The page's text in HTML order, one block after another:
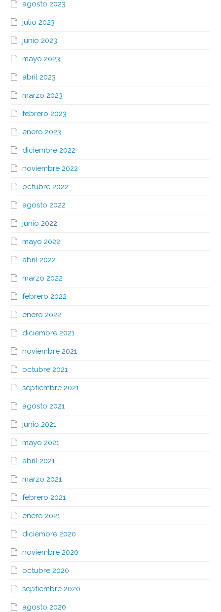
agosto 2023
julio 2023
junio 2023
mayo 2023
abril 2023
marzo 2023
febrero 2023
enero 2023
diciembre 2022
noviembre 2022
octubre 2022
agosto 2022
junio 2022
mayo 2022
abril 2022
marzo 2022
febrero 2022
enero 2022
diciembre 2021
noviembre 2021
octubre 2021
septiembre 2021
agosto 2021
junio 2021
mayo 2021
abril 2021
marzo 2021
febrero 2021
enero 2021
diciembre 2020
noviembre 2020
octubre 2020
septiembre 2020
agosto 2020